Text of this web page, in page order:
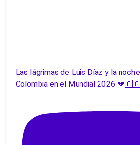
Las lágrimas de Luis Díaz y la
Colombia en el Mundial 2026 💔🇨🇴